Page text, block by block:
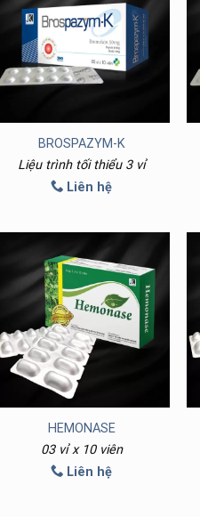
BROSPAZYM-K
Liệu trình tối thiểu 3 vỉ
Liên hệ
HEMONASE
03 vỉ x 10 viên
Liên hệ